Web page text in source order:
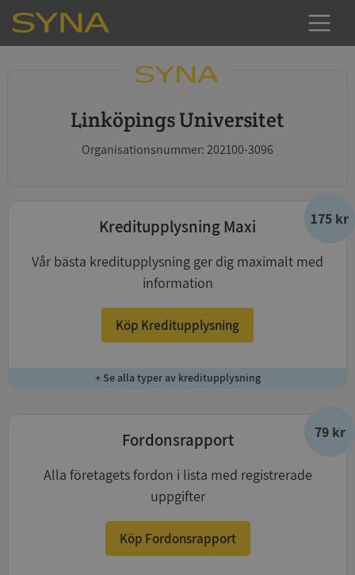
Linköpings Universitet
Organisationsnummer: 202100-3096
175 kr
Kreditupplysning Maxi
Vår bästa kreditupplysning ger dig maximalt med
information
Köp Kreditupplysning
+ Se alla typer av kreditupplysning
79 kr
Fordonsrapport
Alla företagets fordon i lista med registrerade
uppgifter
Köp Fordonsrapport